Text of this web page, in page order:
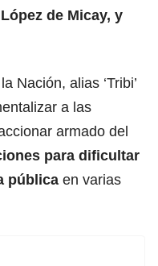
de Micay, y
Nación, alias ‘Tribi’
a las
armado del
para dificultar
pública en varias